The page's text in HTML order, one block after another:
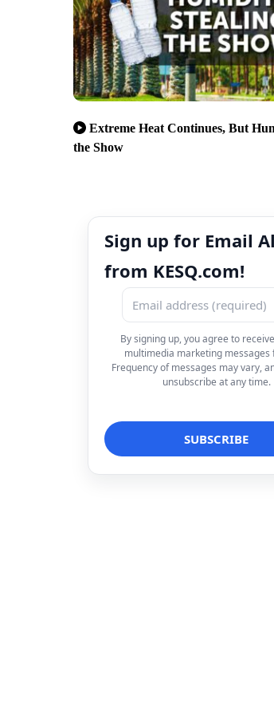
Extreme Heat Continues, But
the Show
Sign up for Email
from KESQ.com!
By signing up, you agree to
multimedia marketing messages
Frequency of messages may vary,
unsubscribe at any time.